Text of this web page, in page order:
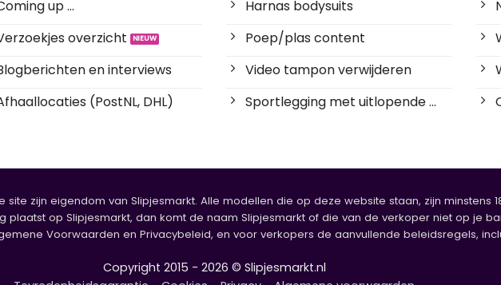
up ...
overzicht
en interviews
(PostNL, DHL)
Harnas bodysuits
Poep/plas content
Video tampon verwijderen
Sportlegging met uitlopende ...
zijn eigendom van Slipjesmarkt. Alle modellen die op deze website staan, zijn minstens
op Slipjesmarkt, dan komt de naam Slipjesmarkt of die van de verkoper niet op je
Voorwaarden en Privacybeleid, en voor verkopers de aanvullende beleidsregels,
Copyright 2015 - 2026 © Slipjesmarkt.nl